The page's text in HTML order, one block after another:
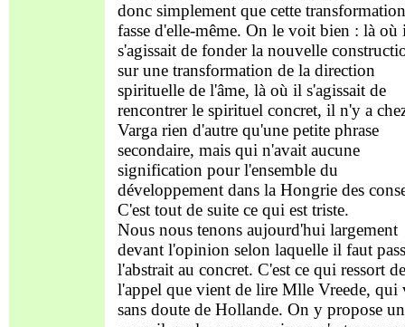
donc simplement que cette
fasse d'elle-même. On le voit bien : là où
s'agissait de fonder la nouvelle
sur une transformation de la direction
spirituelle de l'âme, là où il s'agissait de
rencontrer le spirituel concret, il n'y a
Varga rien d'autre qu'une petite phrase
secondaire, mais qui n'avait aucune
signification pour l'ensemble du
développement dans la Hongrie des
C'est tout de suite ce qui est triste.
Nous nous tenons aujourd'hui largement
devant l'opinion selon laquelle il faut
l'abstrait au concret. C'est ce qui ressort de
l'appel que vient de lire Mlle Vreede, qui
sans doute de Hollande. On y propose un